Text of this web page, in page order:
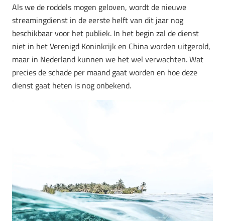
Als we de roddels mogen geloven, wordt de nieuwe
streamingdienst in de eerste helft van dit jaar nog
beschikbaar voor het publiek. In het begin zal de dienst
niet in het Verenigd Koninkrijk en China worden uitgerold,
maar in Nederland kunnen we het wel verwachten. Wat
precies de schade per maand gaat worden en hoe deze
dienst gaat heten is nog onbekend.